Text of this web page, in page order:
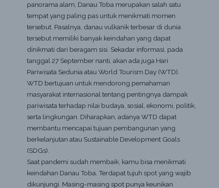
panorama alam, Danau Toba merupakan salah satu
tempat yang paling pas untuk menikmati momen
tersebut. Pasalnya, danau vulkanik terbesar di dunia
tersebut memiliki banyak keindahan yang dapat
dinikmati dari beragam sisi. Sekadar informasi, pada
tanggal 27 September nanti, akan ada juga Hari
Pariwisata Sedunia atau World Tourism Day (WTD).
WTD bertujuan untuk mendorong pemahaman
masyarakat internasional tentang pentingnya dampak
pariwisata terhadap nilai budaya, sosial, ekonomi, politik,
serta lingkungan. Diharapkan, adanya WTD dapat
membantu mencapai tujuan pembangunan yang
berkelanjutan atau Sustainable Development Goals
(SDGs).
Saat pandemi sudah membaik, kamu bisa menikmati
keindahan Danau Toba. Terdapat tujuh spot yang wajib
dikunjungi. Masing-masing spot punya keunikan